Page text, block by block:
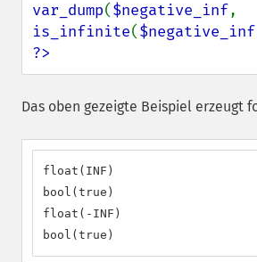
var_dump($negative_inf
is_infinite($negative_inf
?>
Das oben gezeigte Beispiel erzeugt
float(INF)
bool(true)
float(-INF)
bool(true)